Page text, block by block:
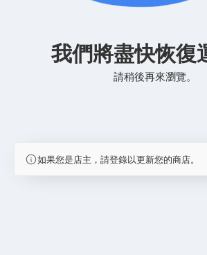
我們將盡快恢復
請稍後再來瀏覽。
如果您是店主，請登錄以更新您的商店。